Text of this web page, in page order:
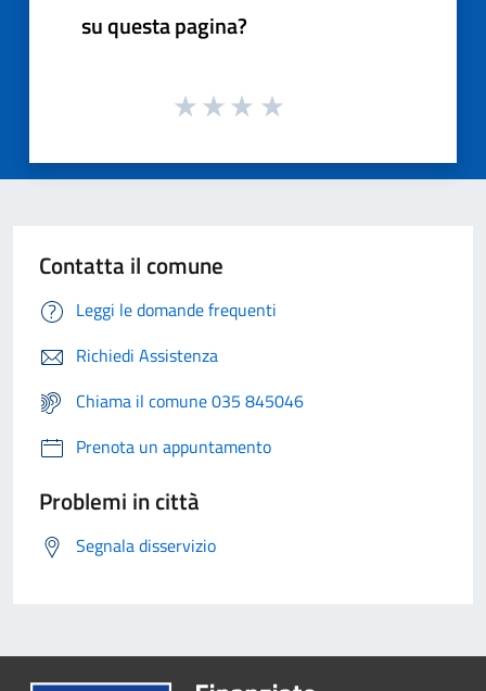
su questa pagina?
Contatta il comune
Leggi le domande frequenti
Richiedi Assistenza
Chiama il comune 035 845046
Prenota un appuntamento
Problemi in città
Segnala disservizio